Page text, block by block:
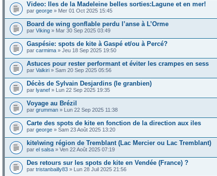
Video: Iles de la Madeleine belles sorties:Lagune et en mer!
par george » Mer 01 Oct 2025 15:45
Board de wing gonflable perdu l’anse à L’Orme
par Viking » Mar 30 Sep 2025 03:49
Gaspésie: spots de kite à Gaspé et/ou à Percé?
par carmima » Jeu 18 Sep 2025 19:50
Astuces pour rester performant et éviter les crampes en sess
par Valkiri » Sam 20 Sep 2025 05:56
Décès de Sylvain Desjardins (le granbien)
par lyanef » Lun 22 Sep 2025 19:35
Voyage au Brézil
par grumman » Lun 22 Sep 2025 11:38
Carte des spots de kite en fonction de la direction aux iles
par george » Sam 23 Août 2025 13:20
kite\wing région de Tremblant (Lac Mercier ou Lac Tremblant)
par el salsa » Ven 22 Août 2025 07:19
Des retours sur les spots de kite en Vendée (France) ?
par tristanbailly83 » Lun 28 Juil 2025 21:56